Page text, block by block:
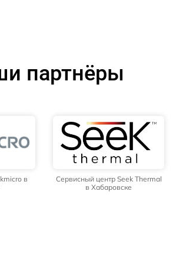
партнёры
в
Сервисный центр Seek Thermal
в Хабаровске